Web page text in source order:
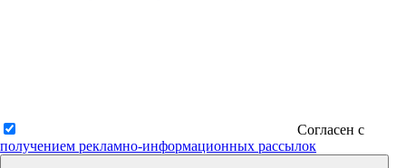
Согласен с
получением рекламно-информационных рассылок